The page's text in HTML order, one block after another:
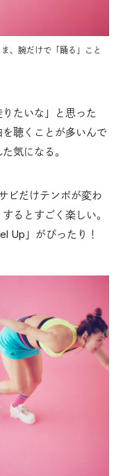
、腕だけで「踊る」こと
たいな」と思った
聴くことが多いんで
気になる。
ビだけテンポが変わ
るとすごく楽しい。
Up」がぴったり！